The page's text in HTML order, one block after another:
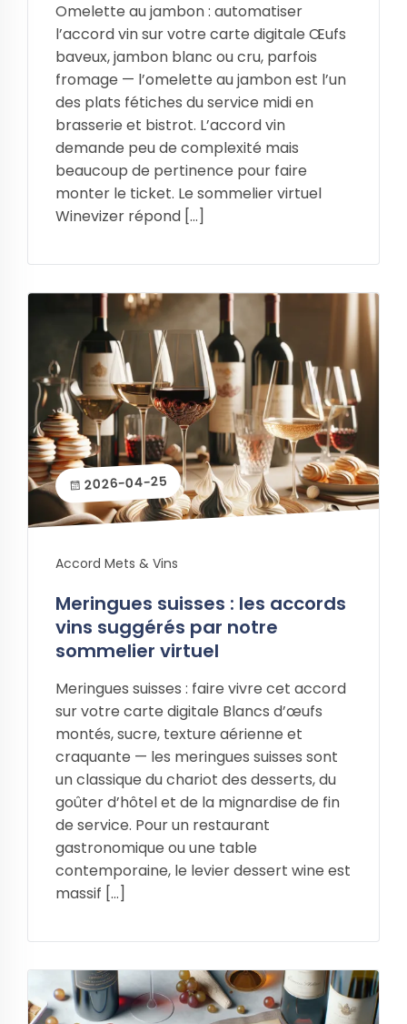
Omelette au jambon : automatiser
l’accord vin sur votre carte digitale Œufs
baveux, jambon blanc ou cru, parfois
fromage — l’omelette au jambon est l’un
des plats fétiches du service midi en
brasserie et bistrot. L’accord vin
demande peu de complexité mais
beaucoup de pertinence pour faire
monter le ticket. Le sommelier virtuel
Winevizer répond […]
2026-04-25
Accord Mets & Vins
Meringues suisses : les accords
vins suggérés par notre
sommelier virtuel
Meringues suisses : faire vivre cet accord
sur votre carte digitale Blancs d’œufs
montés, sucre, texture aérienne et
craquante — les meringues suisses sont
un classique du chariot des desserts, du
goûter d’hôtel et de la mignardise de fin
de service. Pour un restaurant
gastronomique ou une table
contemporaine, le levier dessert wine est
massif […]